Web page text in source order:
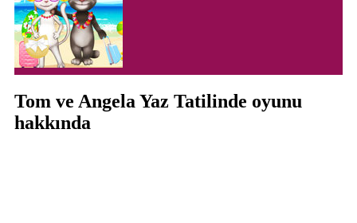
Tom ve Angela Yaz Tatilinde oyunu
hakkında